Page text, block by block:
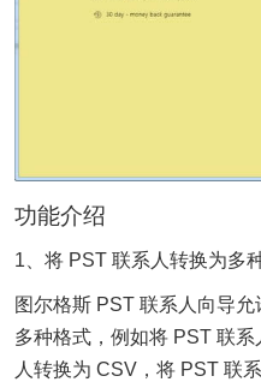
功能介绍
1、将 PST 联系人转换为多
图尔格斯 PST 联系人向导
多种格式，例如将 PST 联
人转换为 CSV，将 PST 联